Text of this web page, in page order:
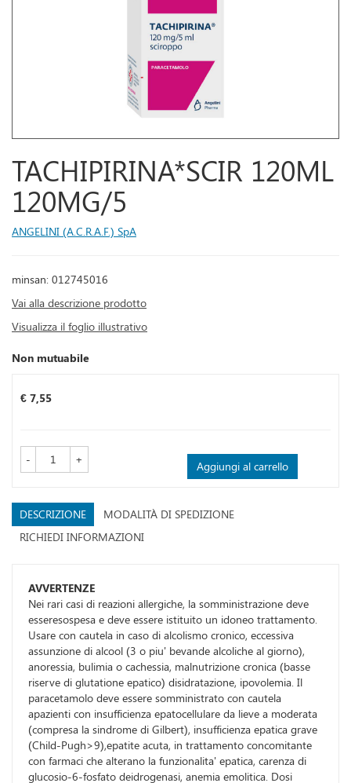
TACHIPIRINA*SCIR 120ML
120MG/5
ANGELINI (A.C.R.A.F.) SpA
minsan: 012745016
Vai alla descrizione prodotto
Visualizza il foglio illustrativo
Non mutuabile
Prezzo
€ 7,55
- + Aggiungi al carrello
DESCRIZIONE
MODALITÀ DI SPEDIZIONE
RICHIEDI INFORMAZIONI
AVVERTENZE
Nei rari casi di reazioni allergiche, la somministrazione deve
esseresospesa e deve essere istituito un idoneo trattamento.
Usare con cautela in caso di alcolismo cronico, eccessiva
assunzione di alcool (3 o piu' bevande alcoliche al giorno),
anoressia, bulimia o cachessia, malnutrizione cronica (basse
riserve di glutatione epatico) disidratazione, ipovolemia. Il
paracetamolo deve essere somministrato con cautela
apazienti con insufficienza epatocellulare da lieve a moderata
(compresa la sindrome di Gilbert), insufficienza epatica grave
(Child-Pugh>9),epatite acuta, in trattamento concomitante
con farmaci che alterano la funzionalita' epatica, carenza di
glucosio-6-fosfato deidrogenasi, anemia emolitica. Dosi